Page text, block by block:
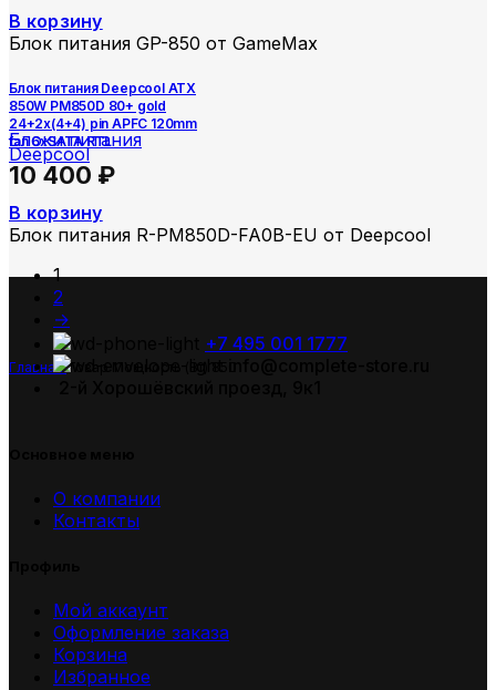
В корзину
Блок питания GP-850 от GameMax
Блок питания Deepcool ATX
850W PM850D 80+ gold
24+2x(4+4) pin APFC 120mm
fan 6xSATA RTL
Блоки питания
Deepcool
10 400 ₽
В корзину
Блок питания R-PM850D-FA0B-EU от Deepcool
1
2
→
ГлавнаяТовар Мощность (Вт)
+7 495 001 1777
О компании
Контакты
Мой аккаунт
Оформление заказа
Корзина
Избранное